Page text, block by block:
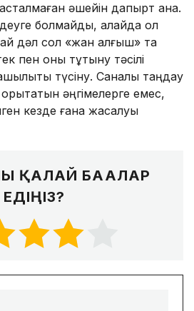
әшейін дақпырт қана.
болмайды, алайда ол
дәл сол «жан алғыш» та
пен оны тұтыну тәсілі
түсіну. Саналы таңдау
әңгімелерге емес,
кезде ғана жасалуы
ҚАЛАЙ БАҒАЛАР
ЕДІҢІЗ?